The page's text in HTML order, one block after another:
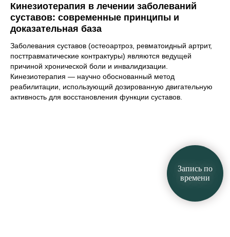
Кинезиотерапия в лечении заболеваний
суставов: современные принципы и
доказательная база
Заболевания суставов (остеоартроз, ревматоидный артрит,
посттравматические контрактуры) являются ведущей
причиной хронической боли и инвалидизации.
Кинезиотерапия — научно обоснованный метод
реабилитации, использующий дозированную двигательную
активность для восстановления функции суставов.
Запись по
времени